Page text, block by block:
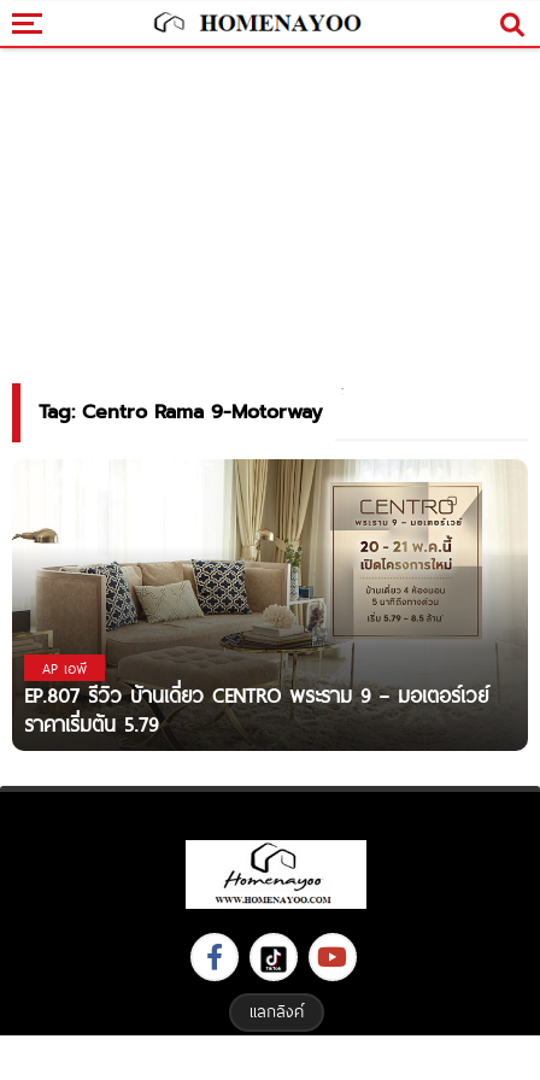
Tag: Centro Rama 9-Motorway
AP เอพี
EP.807 รีวิว บ้านเดี่ยว CENTRO พระราม 9 – มอเตอร์เวย์
ราคาเริ่มต้น 5.79
แลกลิงค์